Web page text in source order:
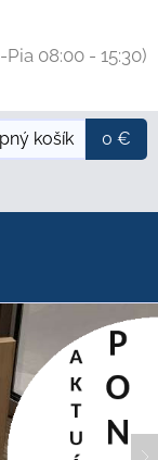
08:00 - 15:30)
košík 0 €